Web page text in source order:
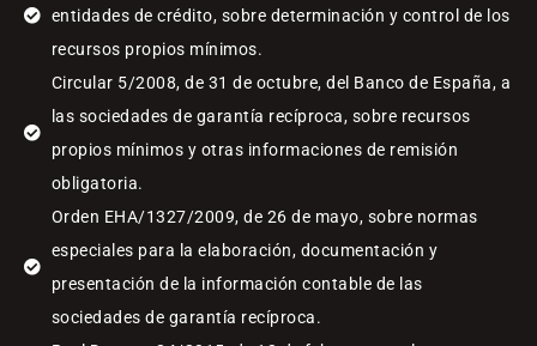
entidades de crédito, sobre determinación y control de los
recursos propios mínimos.
Circular 5/2008, de 31 de octubre, del Banco de España, a
las sociedades de garantía recíproca, sobre recursos
propios mínimos y otras informaciones de remisión
obligatoria.
Orden EHA/1327/2009, de 26 de mayo, sobre normas
especiales para la elaboración, documentación y
presentación de la información contable de las
sociedades de garantía recíproca.